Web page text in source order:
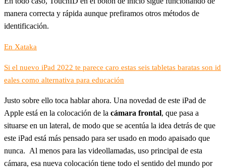
manera correcta y rápida aunque prefiramos otros métodos de
identificación.
En Xataka
Si el nuevo iPad 2022 te parece caro estas seis tabletas baratas son id
eales como alternativa para educación
Justo sobre ello toca hablar ahora. Una novedad de este iPad de
Apple está en la colocación de la cámara frontal, que pasa a
situarse en un lateral, de modo que se acentúa la idea detrás de que
este iPad está más pensado para ser usado en modo apaisado que
nunca. Al menos para las videollamadas, uso principal de esta
cámara, esa nueva colocación tiene todo el sentido del mundo por